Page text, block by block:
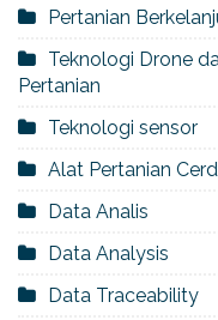
Pertanian
Teknologi Drone
Pertanian
Teknologi sensor
Alat Pertanian
Data Analis
Data Analysis
Data Traceability